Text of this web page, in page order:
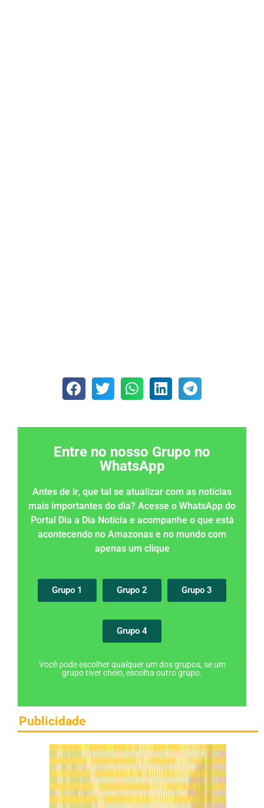
Entre no nosso Grupo no
WhatsApp
Antes de ir, que tal se atualizar com as notícias
mais importantes do dia? Acesse o WhatsApp do
Portal Dia a Dia Notícia e acompanhe o que está
acontecendo no Amazonas e no mundo com
apenas um clique
Grupo 1 Grupo 2 Grupo 3
Grupo 4
Você pode escolher qualquer um dos grupos, se um
grupo tiver cheio, escolha outro grupo.
Publicidade